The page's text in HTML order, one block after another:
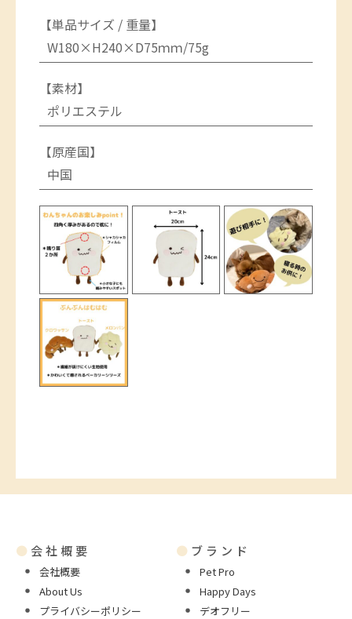
【単品サイズ / 重量】
W180×H240×D75ｍｍ/75g
【素材】
ポリエステル
【原産国】
中国
● 会社概要
会社概要
About Us
プライバシーポリシー
● ブランド
Pet Pro
Happy Days
デオフリー